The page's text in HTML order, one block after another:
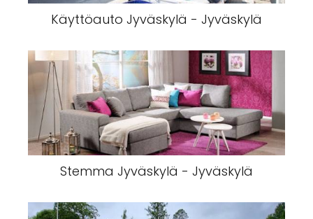
Käyttöauto Jyväskylä - Jyväskylä
Stemma Jyväskylä - Jyväskylä